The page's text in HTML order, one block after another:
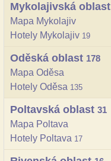
Mykolajivská oblast
Mapa Mykolajiv
Hotely Mykolajiv 19
Oděská oblast 178
Mapa Oděsa
Hotely Oděsa 135
Poltavská oblast 31
Mapa Poltava
Hotely Poltava 17